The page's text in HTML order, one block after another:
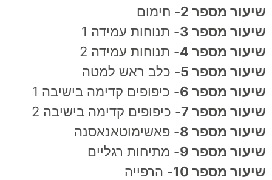
שיעור מספר 2-
חימום
שיעור מספר 3-
תנוחות עמידה 1
שיעור מספר 4-
תנוחות עמידה 2
שיעור מספר 5-
כלב ראש למטה
שיעור מספר 6-
כיפופים קדימה בישיבה 1
שיעור מספר 7-
כיפופים קדימה בישיבה 2
שיעור מספר 8-
פאשימוטאנאסנה
שיעור מספר 9-
מתיחות רגליים
שיעור מספר 10-
הרפייה